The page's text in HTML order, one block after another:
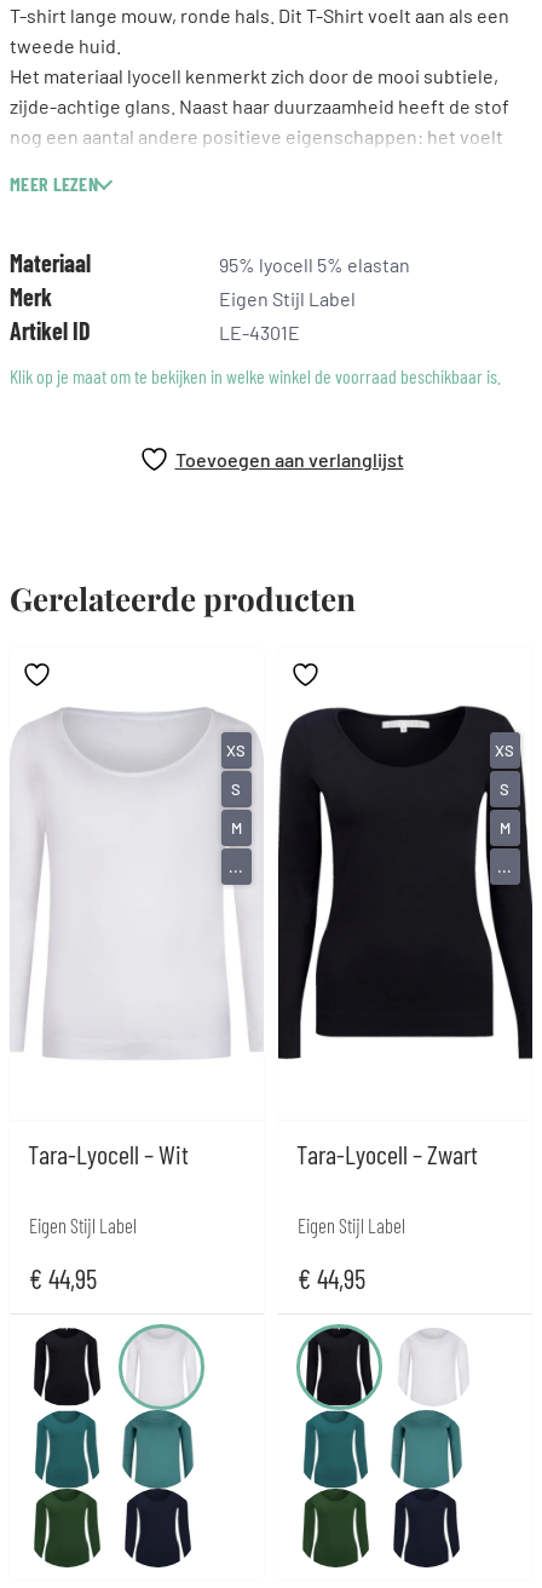
T-shirt lange mouw, ronde hals. Dit T-Shirt voelt aan als een
tweede huid.
Het materiaal lyocell kenmerkt zich door de mooi subtiele,
zijde-achtige glans. Naast haar duurzaamheid heeft de stof
nog een aantal andere positieve eigenschappen: het voelt
natuurlijkheid), is erg sterk en absorbeert water zelfs beter
Wassen op 30 graden
MEER LEZEN
Materiaal 95% lyocell 5% elastan
Merk Eigen Stijl Label
Artikel ID
LE-4301E
Klik op je maat om te bekijken in welke winkel de voorraad beschikbaar is.
Toevoegen aan verlanglijst
Gerelateerde producten
Tara-Lyocell – Wit
Eigen Stijl Label
€ 44,95
XS
S
M
...
Tara-Lyocell – Zwart
Eigen Stijl Label
€ 44,95
XS
S
M
...